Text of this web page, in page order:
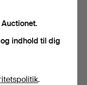
indhold til dig
.